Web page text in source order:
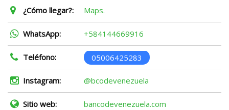
¿Cómo llegar?: Maps.
WhatsApp: +584144669916
Teléfono: 05006425283
Instagram: @bcodevenezuela
Sitio web: bancodevenezuela.com